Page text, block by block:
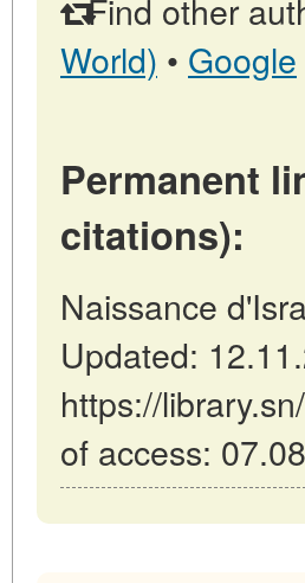
Find other
World) • Google
Permanent
citations):
Naissance
Updated:
https://
of access: